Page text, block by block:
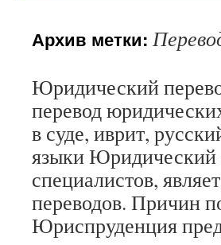
Архив метки:
Юридический
перевод
в суде, иврит,
языки Юридический
специалистов,
переводов. Причин
Юриспруденция